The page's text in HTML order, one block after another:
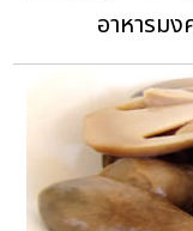
อาหารม